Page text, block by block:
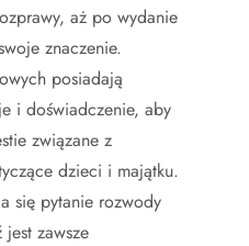
aż po wydanie
znaczenie.
posiadają
i doświadczenie, aby
związane z
dzieci i majątku.
się pytanie rozwody
zawsze